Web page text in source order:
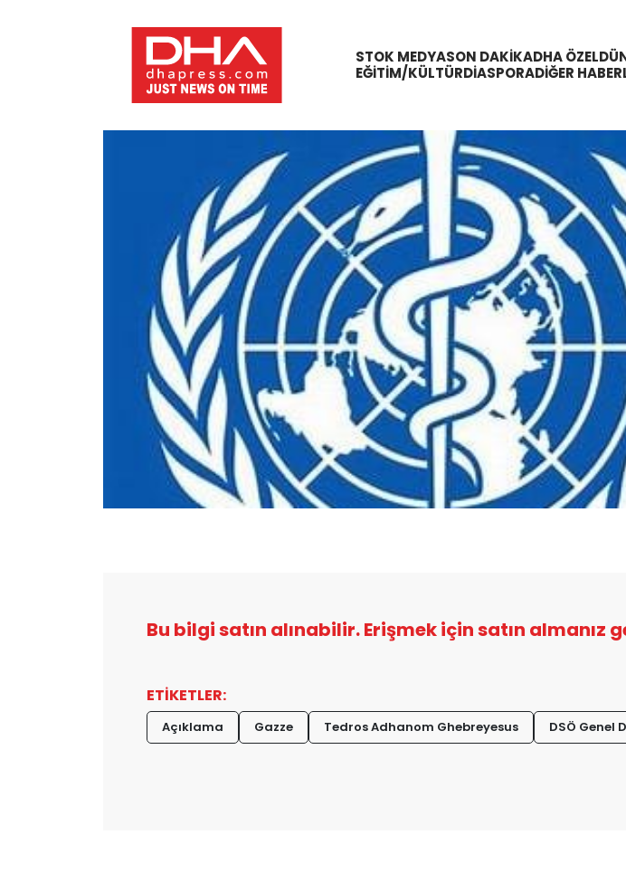
STOK MEDYASON DAKIKADHA ÖZEL
EĞITIM/KÜLTÜRDIASPORADIĞER
Bu bilgi satın alınabilir. Erişmek için satın almanız
ETİKETLER:
Açıklama Gazze Tedros Adhanom Ghebreyesus DSÖ Genel